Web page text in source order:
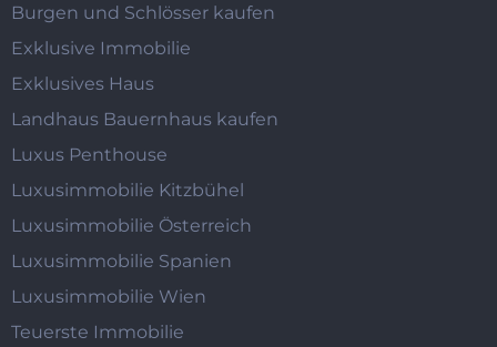
Burgen und Schlösser kaufen
Exklusive Immobilie
Exklusives Haus
Landhaus Bauernhaus kaufen
Luxus Penthouse
Luxusimmobilie Kitzbühel
Luxusimmobilie Österreich
Luxusimmobilie Spanien
Luxusimmobilie Wien
Teuerste Immobilie